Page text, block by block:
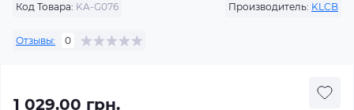
Код Товара: KA-G076 Производитель: KLCB
Отзывы: 0
1 029.00 грн.